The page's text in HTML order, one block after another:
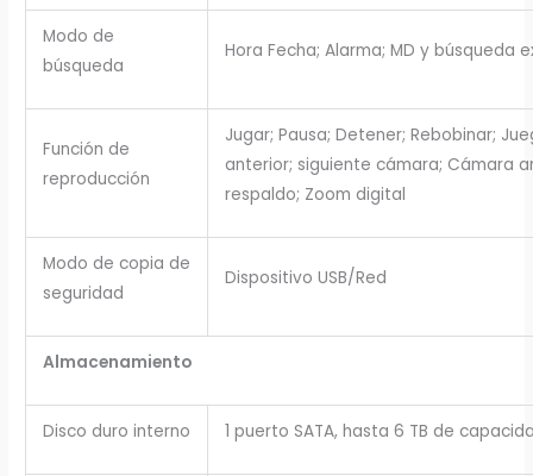
Modo de
búsqueda
Hora Fecha; Alarma; MD y búsqueda
Función de
reproducción
Jugar; Pausa; Detener; Rebobinar;
anterior; siguiente cámara; Cámara
respaldo; Zoom digital
Modo de copia de
seguridad
Dispositivo USB/Red
Almacenamiento
Disco duro interno 1 puerto SATA, hasta 6 TB de